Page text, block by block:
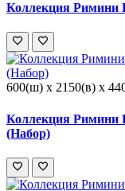
Коллекция Римини
600(ш) x 2150(в) x
Коллекция
(Набор)